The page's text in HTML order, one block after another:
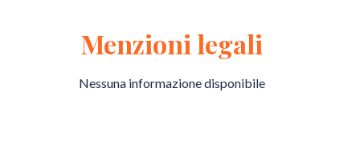
Menzioni legali
Nessuna informazione disponibile